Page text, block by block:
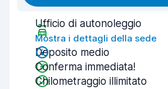
Ufficio di autonoleggio
Mostra i dettagli della sede
Deposito medio
Conferma immediata!
Chilometraggio illimitato